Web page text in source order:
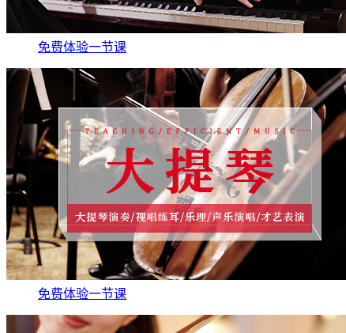
免费体验一节课
免费体验一节课